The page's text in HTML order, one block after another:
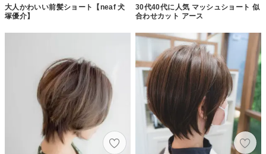
大人かわいい前髪ショート【neaf 犬
塚優介】
30代40代に人気 マッシュショート 似
合わせカット アース